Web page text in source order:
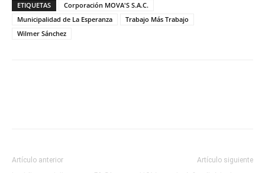
ETIQUETAS
Corporación MOVA'S S.A.C.
Municipalidad de La Esperanza
Trabajo Más Trabajo
Wilmer Sánchez
Artículo anterior Artículo siguiente